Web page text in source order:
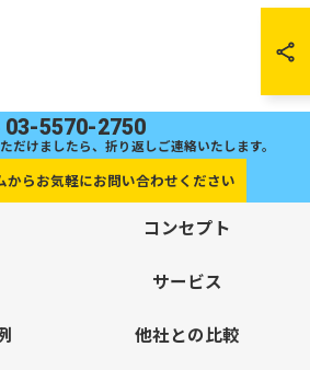
03-5570-2750
だけましたら、折り返しご連絡いたします。
からお気軽にお問い合わせください
コンセプト
サービス
他社との比較